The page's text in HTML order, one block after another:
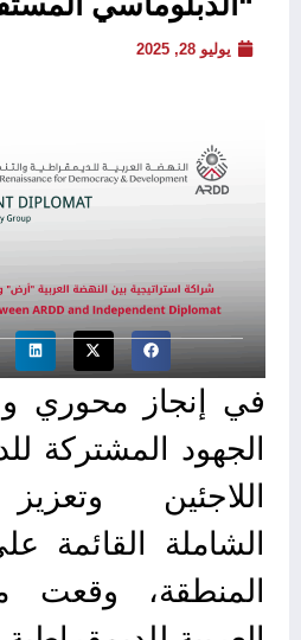
يوليو 28, 2025
في إنجاز محوري
الجهود المشتركة
اللاجئين
الشاملة القائمة
المنطقة، وقعت